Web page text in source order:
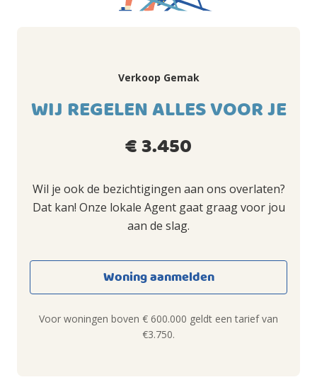
Verkoop Gemak
WIJ REGELEN ALLES VOOR JE
€ 3.450
Wil je ook de bezichtigingen aan ons overlaten?
Dat kan! Onze lokale Agent gaat graag voor jou
aan de slag.
Woning aanmelden
Voor woningen boven € 600.000 geldt een tarief van
€3.750.